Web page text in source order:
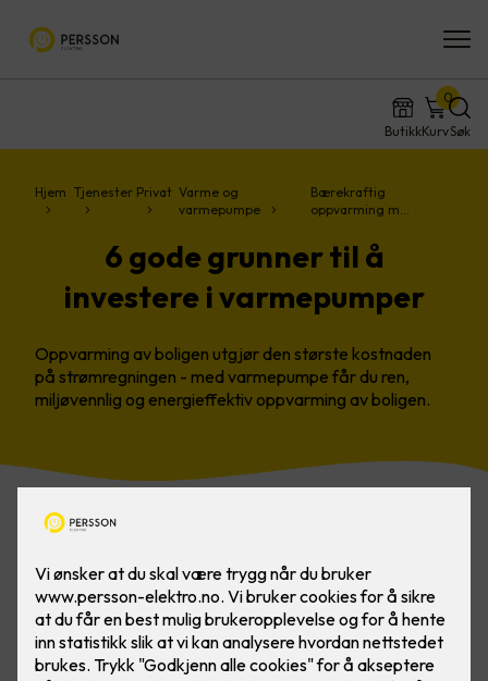
ButikkKurv
0
Søk
Hjem Tjenester Privat Varme og
varmepumpe
Bærekraftig
oppvarming m…
6 gode grunner til å
investere i varmepumper
Oppvarming av boligen utgjør den største kostnaden
på strømregningen - med varmepumpe får du ren,
miljøvennlig og energieffektiv oppvarming av boligen.